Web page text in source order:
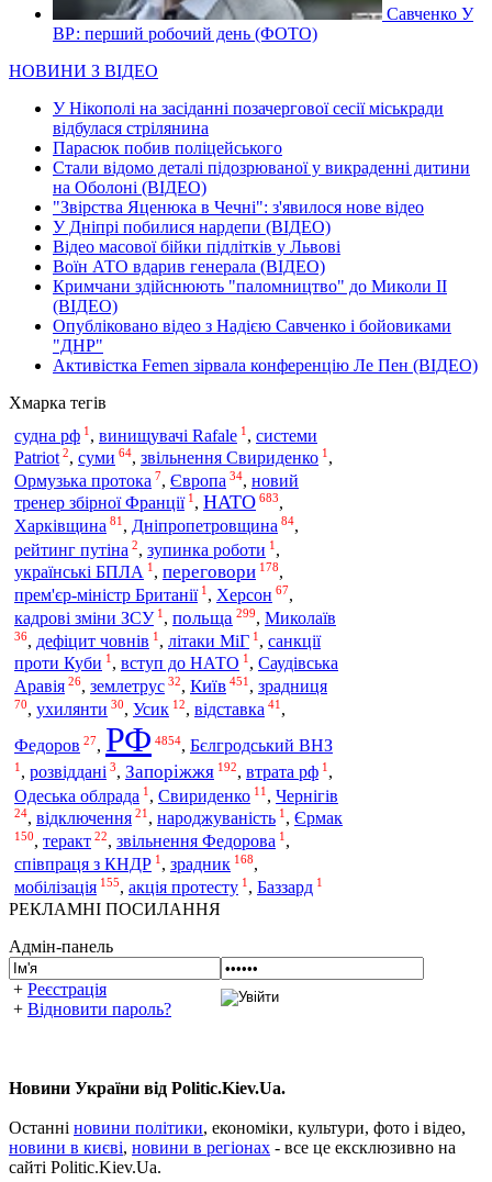
Савченко У
ВР: перший робочий день (ФОТО)
НОВИНИ З ВІДЕО
У Нікополі на засіданні позачергової сесії міськради
відбулася стрілянина
Парасюк побив поліцейського
Стали відомо деталі підозрюваної у викраденні дитини
на Оболоні (ВІДЕО)
"Звірства Яценюка в Чечні": з'явилося нове відео
У Дніпрі побилися нардепи (ВІДЕО)
Відео масової бійки підлітків у Львові
Воїн АТО вдарив генерала (ВІДЕО)
Кримчани здійснюють "паломництво" до Миколи ІІ
(ВІДЕО)
Опубліковано відео з Надією Савченко і бойовиками
"ДНР"
Активістка Femen зірвала конференцію Ле Пен (ВІДЕО)
Хмарка тегів
судна рф 1 , винищувачі Rafale 1 , системи
Patriot 2, суми 64, звільнення Свириденко 1 ,
Ормузька протока 7, Європа 34, новий
тренер збірної Франції 1 , НАТО 683,
Харківщина 81 , Дніпропетровщина 84,
рейтинг путіна 2, зупинка роботи 1 ,
українські БПЛА 1 , переговори 178,
прем'єр-міністр Британії 1 , Херсон 67,
кадрові зміни ЗСУ 1 , польща 299, Миколаїв
36, дефіцит човнів 1 , літаки МіГ 1 , санкції
проти Куби 1 , вступ до НАТО 1 , Саудівська
Аравія 26, землетрус 32, Київ 451 , зрадниця
70, ухилянти 30, Усик 12, відставка 41 ,
Федоров 27, РФ 4854, Бєлгродський ВНЗ
1 , розвіддані 3, Запоріжжя 192, втрата рф 1 ,
Одеська облрада 1 , Свириденко 11 , Чернігів
24, відключення 21 , народжуваність 1 , Єрмак
150, теракт 22, звільнення Федорова 1 ,
співпраця з КНДР 1 , зрадник 168,
мобілізація 155, акція протесту 1 , Баззард 1
РЕКЛАМНІ ПОСИЛАННЯ
Адмін-панель
+ Реєстрація
+ Відновити пароль?
Новини України від Politic.Kiev.Ua.
Останні новини політики, економіки, культури, фото і відео,
новини в києві, новини в регіонах - все це ексклюзивно на
сайті Politic.Kiev.Ua.